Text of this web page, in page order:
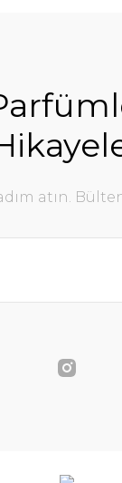
atın.